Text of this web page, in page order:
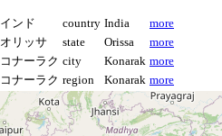
インド country India
more
オリッサ state Orissa
more
コナーラク city Konarak more
コナーラク region Konarak more